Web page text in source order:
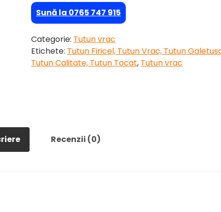
Sună la 0765 747 915
Categorie: Tutun vrac
Etichete: Tutun Firicel, Tutun Vrac, Tutun
Tutun Calitate, Tutun Tocat, Tutun vrac
Recenzii (0)